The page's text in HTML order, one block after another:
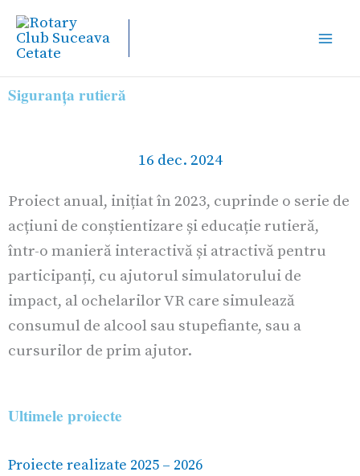
Skip
content
Siguranța rutieră
16 dec. 2024
Proiect anual, inițiat în 2023, cuprinde o serie de
acțiuni de conștientizare și educație rutieră,
într-o manieră interactivă și atractivă pentru
participanți, cu ajutorul simulatorului de
impact, al ochelarilor VR care simulează
consumul de alcool sau stupefiante, sau a
cursurilor de prim ajutor.
Ultimele proiecte
Proiecte realizate 2025 – 2026